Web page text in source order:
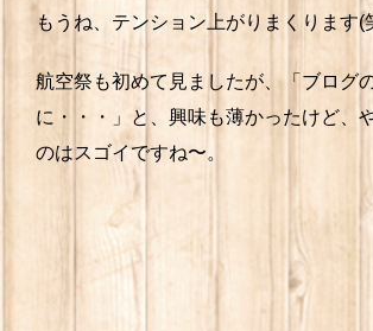
もうね、テンション上がりまくります(
航空祭も初めて見ましたが、「ブログ
に・・・」と、興味も薄かったけど、
のはスゴイですね〜。